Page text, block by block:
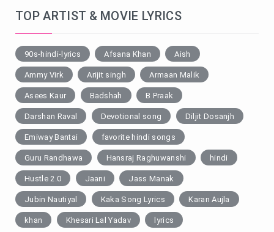
TOP ARTIST & MOVIE LYRICS
90s-hindi-lyrics Afsana Khan Aish
Ammy Virk Arijit singh Armaan Malik
Asees Kaur Badshah B Praak
Darshan Raval Devotional song Diljit Dosanjh
Emiway Bantai favorite hindi songs
Guru Randhawa Hansraj Raghuwanshi hindi
Hustle 2.0 Jaani Jass Manak
Jubin Nautiyal Kaka Song Lyrics Karan Aujla
khan Khesari Lal Yadav lyrics